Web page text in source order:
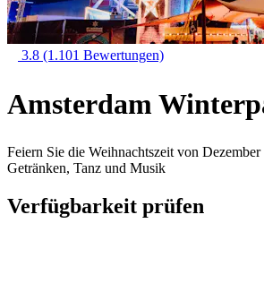
3.8 (1.101 Bewertungen)
Amsterdam
Feiern Sie die Weihnachtszeit von Dezember
Getränken, Tanz und Musik
Verfügbarkeit prüfen